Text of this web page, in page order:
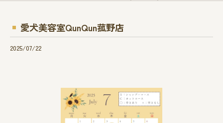
愛犬美容室QunQun菰野店
2025/07/22